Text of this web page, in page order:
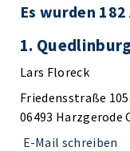
Es wurden
1.
Lars Floreck
Friedensstraße
06493 Harzgerode
E-Mail schreiben